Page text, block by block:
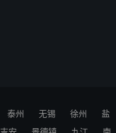
泰州 无锡 徐州
盐